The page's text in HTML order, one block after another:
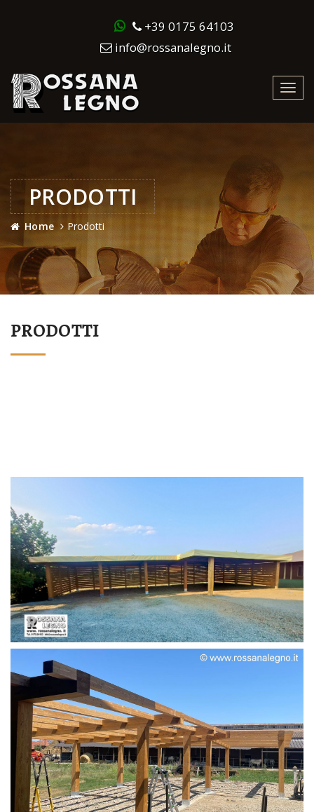
+39 0175 64103
info@rossanalegno.it
PRODOTTI
Home Prodotti
PRODOTTI
STRUTTURA